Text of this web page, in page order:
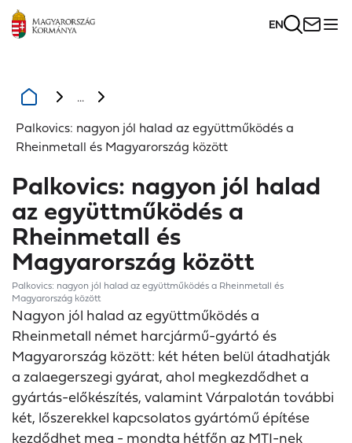
EN
...
Palkovics: nagyon jól halad az együttműködés a
Rheinmetall és Magyarország között
Palkovics: nagyon jól halad
az együttműködés a
Rheinmetall és
Magyarország között
Palkovics: nagyon jól halad az együttműködés a Rheinmetall és
Magyarország között
Nagyon jól halad az együttműködés a
Rheinmetall német harcjármű-gyártó és
Magyarország között: két héten belül átadhatják
a zalaegerszegi gyárat, ahol megkezdődhet a
gyártás-előkészítés, valamint Várpalotán további
két, lőszerekkel kapcsolatos gyártómű építése
kezdődhet meg - mondta hétfőn az MTI-nek